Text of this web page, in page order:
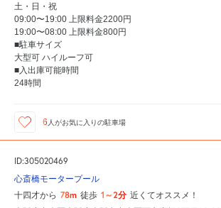
土・日・祝
09:00〜19:00 上限料金2200円
19:00〜08:00 上限料金800円
■駐車サイズ
大型可 ハイルーフ可
■入出庫可能時間
24時間
6 人がお気に入りの駐車場
ID:305020469
心斎橋モータープール
十四才から 78m 徒歩 1～2分 近くてオススメ！